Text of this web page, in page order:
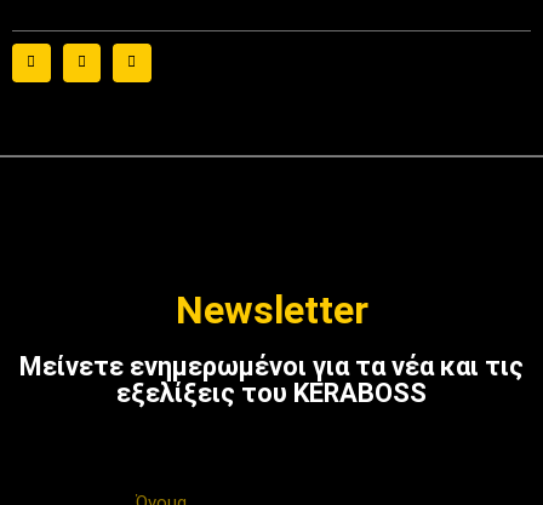
Newsletter
Μείνετε ενημερωμένοι για τα νέα και τις
εξελίξεις του KERABOSS